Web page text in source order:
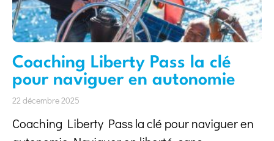
Coaching Liberty Pass la clé
pour naviguer en autonomie
22 décembre 2025
Coaching Liberty Pass la clé pour naviguer en